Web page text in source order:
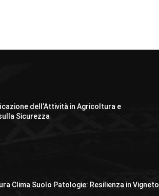
dell’Attività in Agricoltura e
Sicurezza
Clima Suolo Patologie: Resilienza in Vigneto